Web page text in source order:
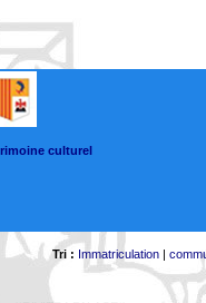
culturel
Tri : Immatriculation|